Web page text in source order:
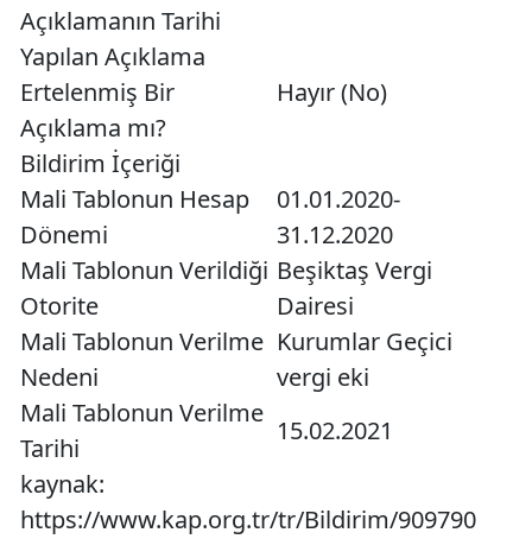
Açıklamanın Tarihi
Yapılan Açıklama
Ertelenmiş Bir
Açıklama mı?
Hayır (No)
Bildirim İçeriği
Mali Tablonun Hesap
Dönemi
01.01.2020-
31.12.2020
Mali Tablonun Verildiği
Otorite
Beşiktaş Vergi
Dairesi
Mali Tablonun Verilme
Nedeni
Kurumlar Geçici
vergi eki
Mali Tablonun Verilme
Tarihi
15.02.2021
kaynak:
https://www.kap.org.tr/tr/Bildirim/909790